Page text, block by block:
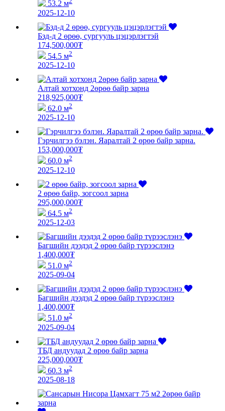
53.2 м
2025-12-10
Бзд-д 2 өрөө, сургууль цэцэрлэгтэй
174,500,000₮
54.5 м2
2025-12-10
Алтай хотхонд 2өрөө байр зарна
218,925,000₮
62.0 м2
2025-12-10
Гэрчилгээ бэлэн. Яаралтай 2 өрөө байр зарна.
153,000,000₮
60.0 м2
2025-12-10
2 өрөө байр, зогсоол зарна
295,000,000₮
64.5 м2
2025-12-03
Багшийн дээдэд 2 өрөө байр түрээслэнэ
1,400,000₮
51.0 м2
2025-09-04
Багшийн дээдэд 2 өрөө байр түрээслэнэ
1,400,000₮
51.0 м2
2025-09-04
ТБД андуудад 2 өрөө байр зарна
225,000,000₮
60.3 м2
2025-08-18